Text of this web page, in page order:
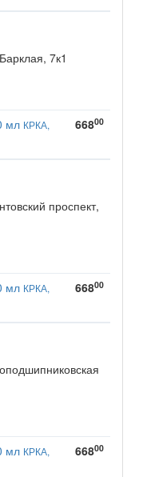
7к1
мл КРКА,
66800
проспект,
мл КРКА,
66800
мл КРКА,
66800